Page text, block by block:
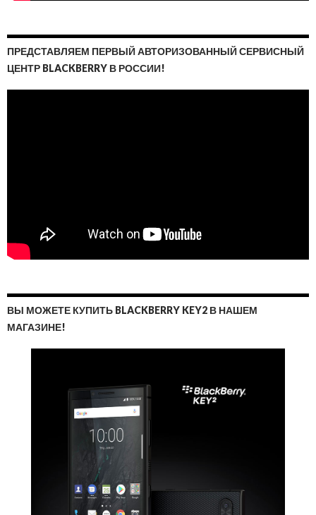
ПРЕДСТАВЛЯЕМ ПЕРВЫЙ АВТОРИЗОВАННЫЙ СЕРВИСНЫЙ
ЦЕНТР BLACKBERRY В РОССИИ!
ВЫ МОЖЕТЕ КУПИТЬ BLACKBERRY KEY2 В НАШЕМ
МАГАЗИНЕ!